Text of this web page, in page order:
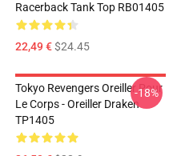
Racerback Tank Top RB01405
22,49 €$24.45
Tokyo Revengers Oreiller Pour
Le Corps - Oreiller Draken
TP1405
-18%